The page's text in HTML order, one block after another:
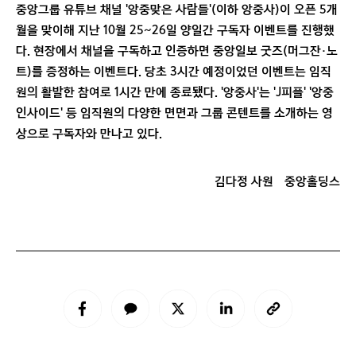
중앙그룹 유튜브 채널 '앙중맞은 사람들'(이하 앙중사)이 오픈 5개
월을 맞이해 지난 10월 25~26일 양일간 구독자 이벤트를 진행했
다. 현장에서 채널을 구독하고 인증하면 중앙일보 굿즈(머그잔·노
트)를 증정하는 이벤트다. 당초 3시간 예정이었던 이벤트는 임직
원의 활발한 참여로 1시간 만에 종료됐다. '앙중사'는 'J피플' '앙중
인사이드' 등 임직원의 다양한 면면과 그룹 콘텐트를 소개하는 영
상으로 구독자와 만나고 있다.
김다정 사원 중앙홀딩스